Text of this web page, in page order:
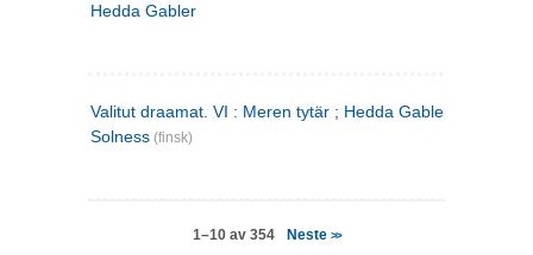
Hedda Gabler
Valitut draamat. VI : Meren tytär ; Hedda Gabler ;
Solness (finsk)
1–10 av 354 Neste >>